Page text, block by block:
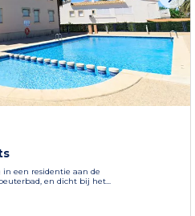
een residentie aan de
en dicht bij het...